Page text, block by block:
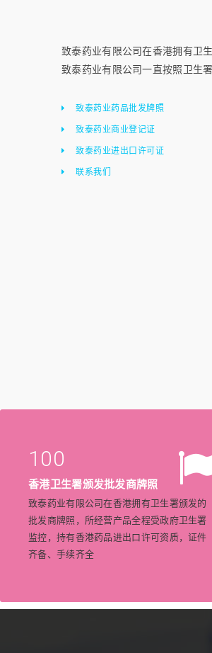
致泰药业有限公司在香港拥有卫
致泰药业有限公司一直按照卫生
致泰药业药品批发牌照
致泰药业商业登记证
致泰药业进出口许可证
联系我们
100
香港卫生署颁发批发商牌照
致泰药业有限公司在香港拥有卫生署颁发的
批发商牌照，所经营产品全程受政府卫生署
监控，持有香港药品进出口许可资质，证件
齐备、手续齐全